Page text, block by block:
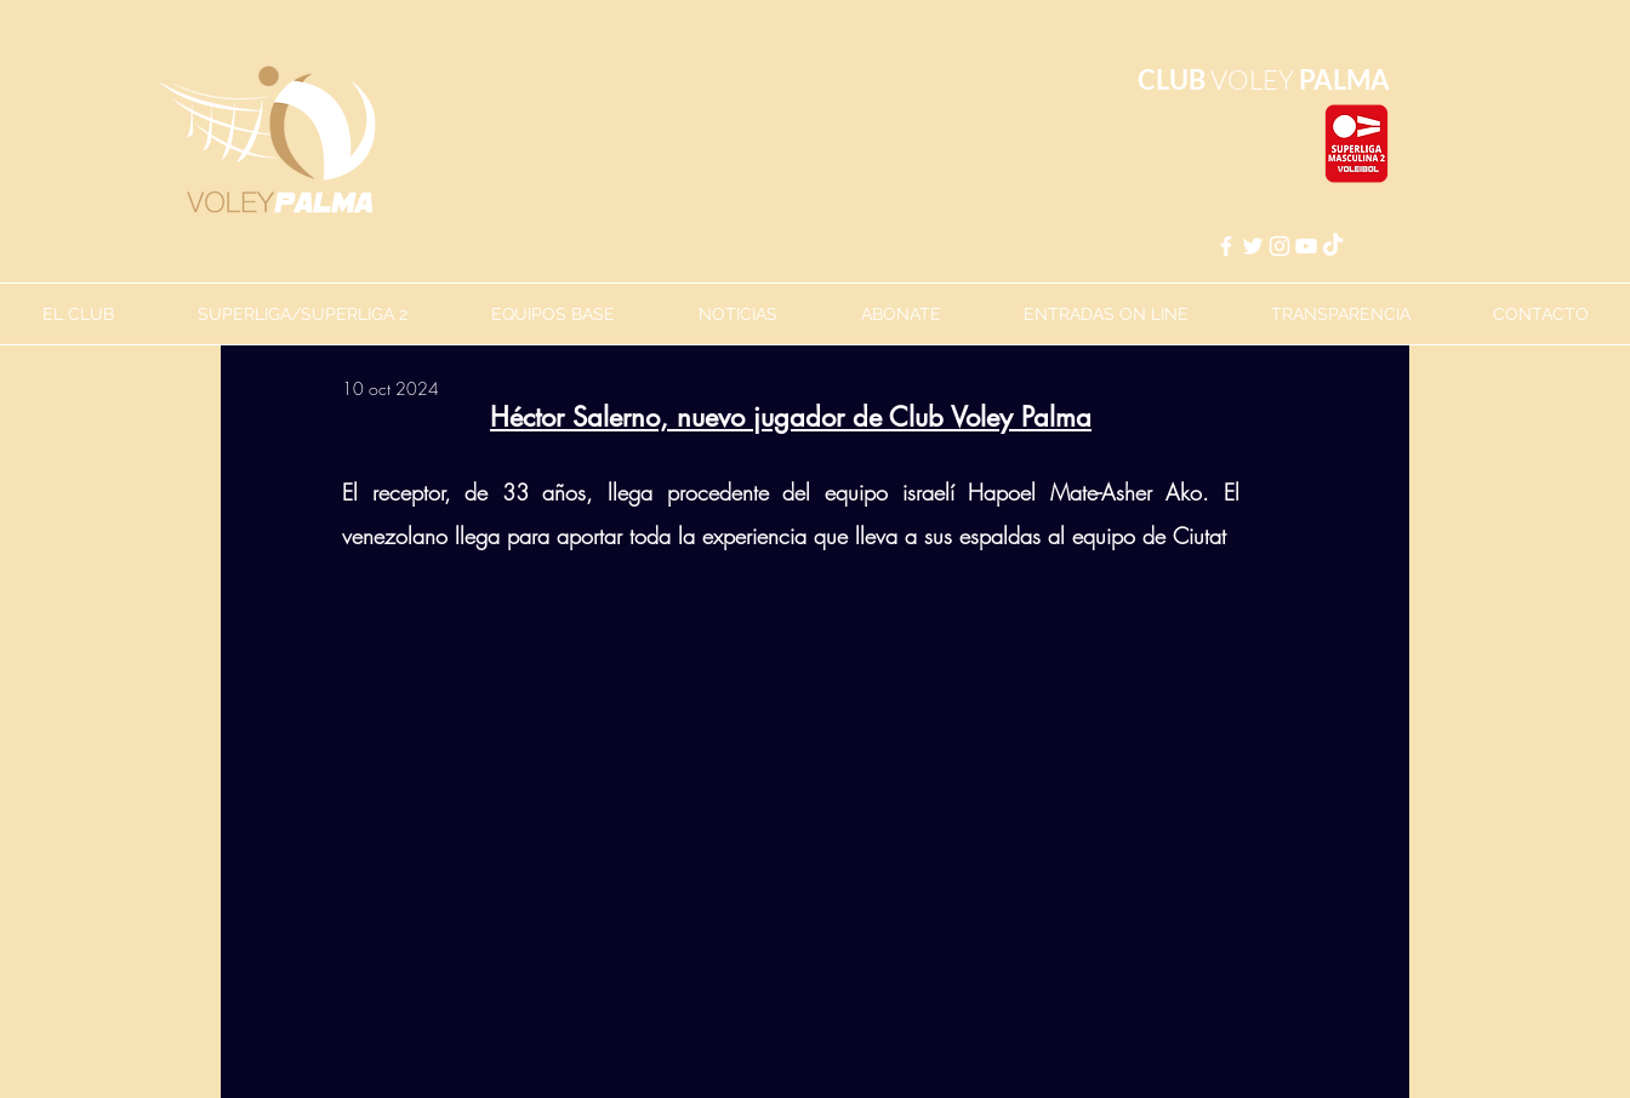
CLUBVOLEY PALMA
EL CLUB SUPERLIGA/SUPERLIGA 2 EQUIPOS BASE NOTICIAS ABÓNATE ENTRADAS ON LINE TRANSPARENCIA CONTACTO
10 oct 2024
Héctor Salerno, nuevo jugador de Club Voley Palma
El receptor, de 33 años, llega procedente del equipo israelí Hapoel Mate-Asher Ako. El
venezolano llega para aportar toda la experiencia que lleva a sus espaldas al equipo de Ciutat